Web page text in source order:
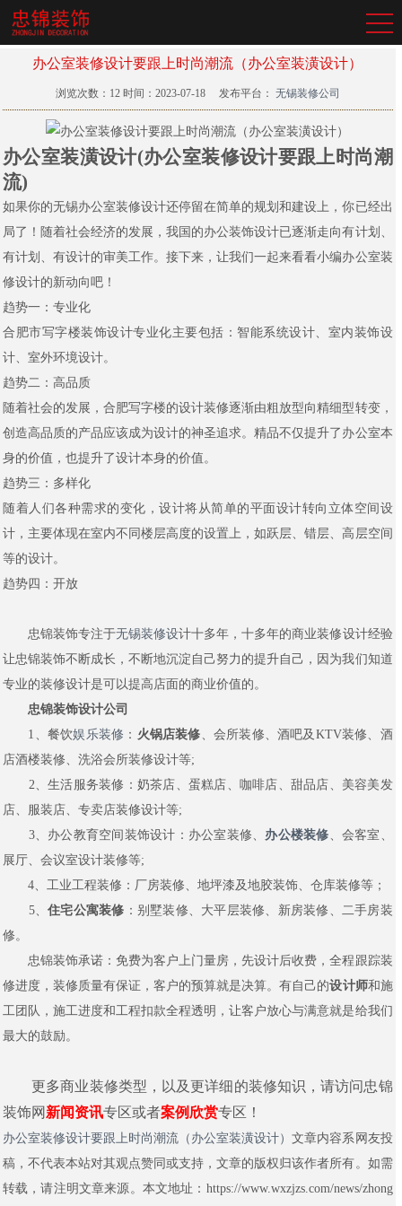
办公室装修设计要跟上时尚潮流（办公室装潢设计）
浏览次数： 12 时间：2023-07-18 发布平台： 无锡装修公司
办公室装潢设计(办公室装修设计要跟上时尚潮
流)
如果你的无锡办公室装修设计还停留在简单的规划和建设上，你已经出
局了！随着社会经济的发展，我国的办公装饰设计已逐渐走向有计划、
有计划、有设计的审美工作。接下来，让我们一起来看看小编办公室装
修设计的新动向吧！
趋势一：专业化
合肥市写字楼装饰设计专业化主要包括：智能系统设计、室内装饰设
计、室外环境设计。
趋势二：高品质
随着社会的发展，合肥写字楼的设计装修逐渐由粗放型向精细型转变，
创造高品质的产品应该成为设计的神圣追求。精品不仅提升了办公室本
身的价值，也提升了设计本身的价值。
趋势三：多样化
随着人们各种需求的变化，设计将从简单的平面设计转向立体空间设
计，主要体现在室内不同楼层高度的设置上，如跃层、错层、高层空间
等的设计。
趋势四：开放
忠锦装饰专注于无锡装修设计十多年，十多年的商业装修设计经验
让忠锦装饰不断成长，不断地沉淀自己努力的提升自己，因为我们知道
专业的装修设计是可以提高店面的商业价值的。
忠锦装饰设计公司
1、餐饮娱乐装修 ： 火锅店装修、会所装修、酒吧及KTV装修、酒
店酒楼装修、洗浴会所装修设计等;
2、生活服务装修：奶茶店、蛋糕店、咖啡店、甜品店、美容美发
店、服装店、专卖店装修设计等;
3、办公教育空间装饰设计：办公室装修、 办公楼装修、会客室、
展厅、会议室设计装修等;
4、工业工程装修：厂房装修、地坪漆及地胶装饰、仓库装修等；
5、住宅公寓装修 ：别墅装修、大平层装修、新房装修、二手房装
修。
忠锦装饰承诺：免费为客户上门量房，先设计后收费，全程跟踪装
修进度，装修质量有保证，客户的预算就是决算。有自己的设计师和施
工团队，施工进度和工程扣款全程透明，让客户放心与满意就是给我们
最大的鼓励。
更多商业装修类型，以及更详细的装修知识，请访问忠锦
装饰网 新闻资讯专区或者案例欣赏专区！
办公室装修设计要跟上时尚潮流（办公室装潢设计）文章内容系网友投
稿，不代表本站对其观点赞同或支持，文章的版权归该作者所有。如需
转载，请注明文章来源。本文地址：https://www.wxzjzs.com/news/zhong